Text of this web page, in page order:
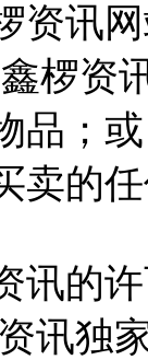
讯
椤资
品；
卖的
讯的
讯独